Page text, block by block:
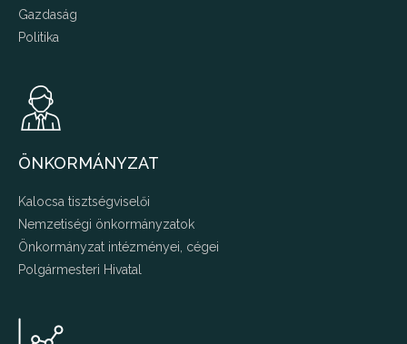
Gazdaság
Politika
ÖNKORMÁNYZAT
Kalocsa tisztségviselői
Nemzetiségi önkormányzatok
Önkormányzat intézményei, cégei
Polgármesteri Hivatal